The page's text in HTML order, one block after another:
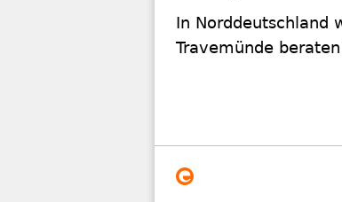
In Norddeutschland
Travemünde